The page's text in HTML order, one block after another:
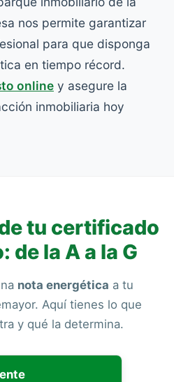
nos permite garantizar
para que disponga
en tiempo récord.
online y asegure la
inmobiliaria hoy
tu certificado
de la A a la G
nota energética a tu
Aquí tienes lo que
y qué la determina.